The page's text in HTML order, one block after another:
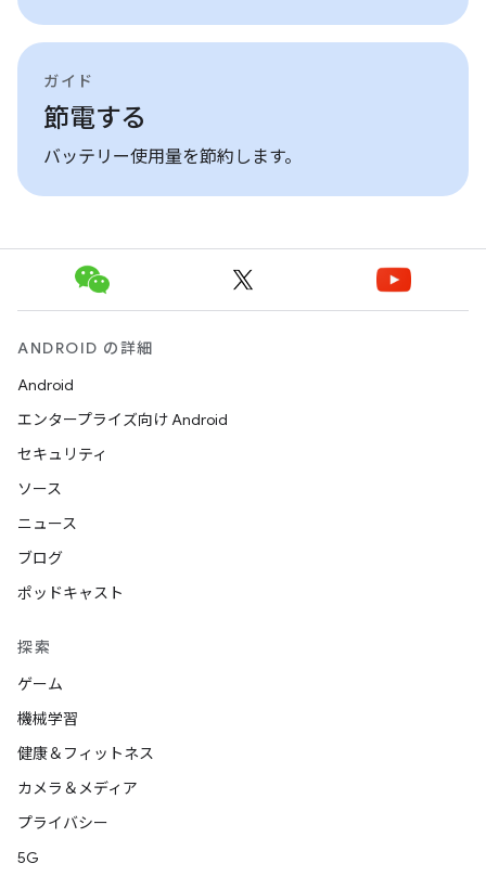
ガイド
節電する
バッテリー使用量を節約します。
ANDROID の詳細
Android
エンタープライズ向け Android
セキュリティ
ソース
ニュース
ブログ
ポッドキャスト
探索
ゲーム
機械学習
健康＆フィットネス
カメラ＆メディア
プライバシー
5G